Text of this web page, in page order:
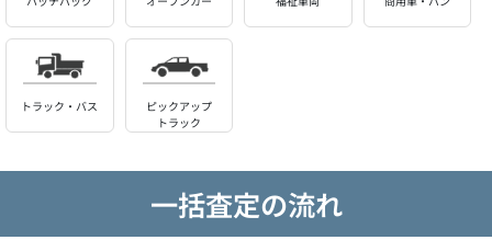
トラック・バス
ピックアップ
トラック
一括査定の流れ